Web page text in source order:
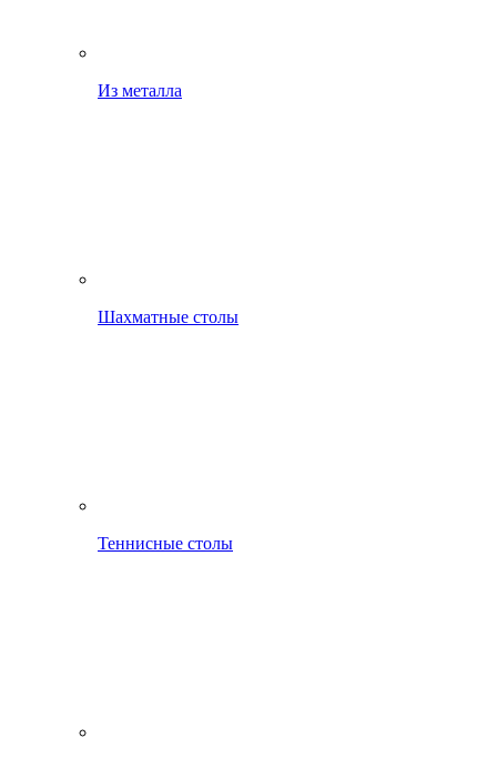
Из металла
Шахматные столы
Теннисные столы